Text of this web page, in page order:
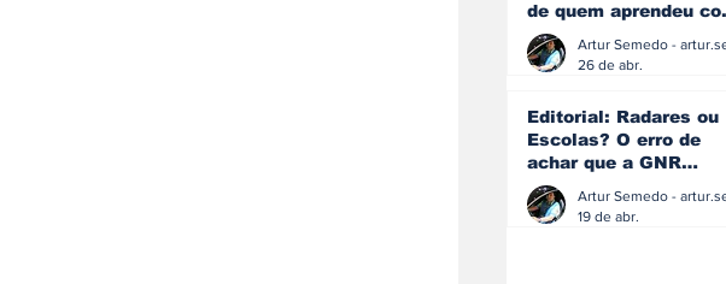
de quem aprendeu
os erros do passado
26 de abr.
Editorial: Radares ou
Escolas? O erro de
achar que a GNR
resolve o que a
educação falhou
19 de abr.